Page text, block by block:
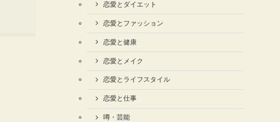
恋愛とダイエット
恋愛とファッション
恋愛と健康
恋愛とメイク
恋愛とライフスタイル
恋愛と仕事
噂・芸能